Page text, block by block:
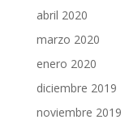
abril 2020
marzo 2020
enero 2020
diciembre 2019
noviembre 2019